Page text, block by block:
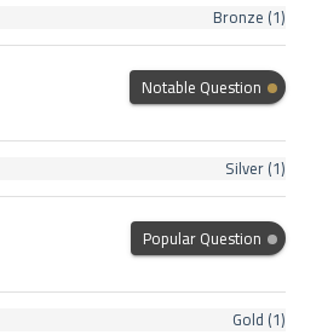
Bronze (1)
Notable Question
Silver(1)
Popular Question
Gold (1)